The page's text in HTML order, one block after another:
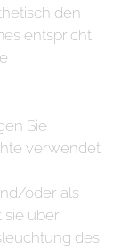
den
entspricht.
Sie
verwendet
oder als
sie über
des